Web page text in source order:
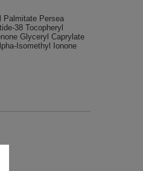
Palmitate Persea
38 Tocopheryl
Glyceryl Caprylate
Isomethyl Ionone